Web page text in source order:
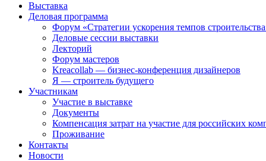
Выставка
Деловая программа
Форум «Стратегии ускорения темпов
Деловые сессии выставки
Лекторий
Форум мастеров
Kreacollab — бизнес-конференция дизайнеров
Я — строитель будущего
Участникам
Участие в выставке
Документы
Компенсация затрат на участие для российских
Проживание
Контакты
Новости